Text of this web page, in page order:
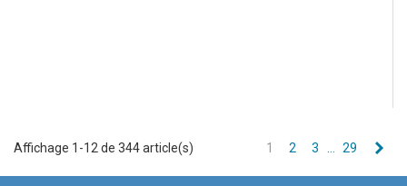
Affichage 1-12 de 344 article(s) 1 2 3 29